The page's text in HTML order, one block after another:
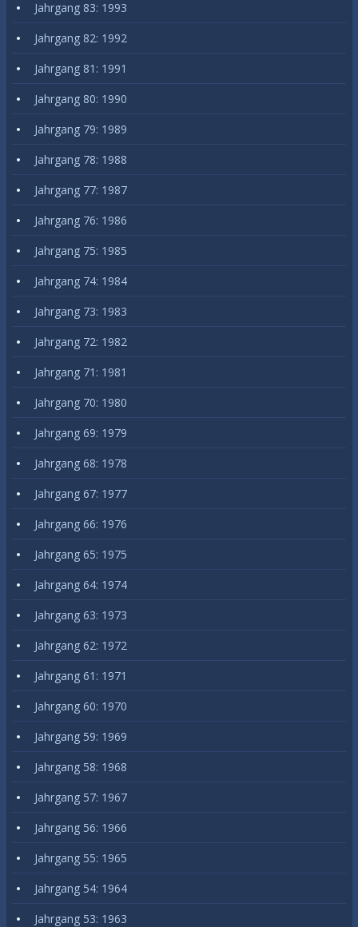
Jahrgang 83: 1993
Jahrgang 82: 1992
Jahrgang 81: 1991
Jahrgang 80: 1990
Jahrgang 79: 1989
Jahrgang 78: 1988
Jahrgang 77: 1987
Jahrgang 76: 1986
Jahrgang 75: 1985
Jahrgang 74: 1984
Jahrgang 73: 1983
Jahrgang 72: 1982
Jahrgang 71: 1981
Jahrgang 70: 1980
Jahrgang 69: 1979
Jahrgang 68: 1978
Jahrgang 67: 1977
Jahrgang 66: 1976
Jahrgang 65: 1975
Jahrgang 64: 1974
Jahrgang 63: 1973
Jahrgang 62: 1972
Jahrgang 61: 1971
Jahrgang 60: 1970
Jahrgang 59: 1969
Jahrgang 58: 1968
Jahrgang 57: 1967
Jahrgang 56: 1966
Jahrgang 55: 1965
Jahrgang 54: 1964
Jahrgang 53: 1963